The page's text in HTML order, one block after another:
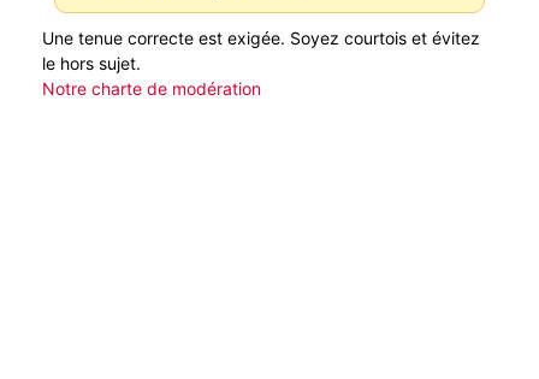
Une tenue correcte est exigée. Soyez courtois et évitez
le hors sujet.
Notre charte de modération